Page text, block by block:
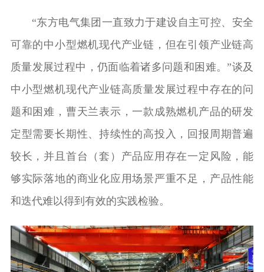
“东方电气集团一直致力于建设自主可控、安全
可靠的中小型燃机现代产业链，但在引领产业链高
质量发展过程中，仍面临着诸多问题和困难。”谈及
中小型燃机现代产业链高质量发展过程中存在的问
题和困难，曹天兰表示，一款成熟燃机产品的研发
定型需要长期性、持续性的高投入，回报周期普遍
较长，并且首台（套）产品应用存在一定风险，能
够实际落地的商业化应用场景严重不足，产品性能
和迭代难以得到有效的实践检验。